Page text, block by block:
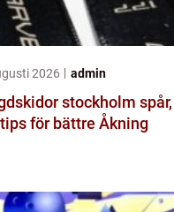
2026 admin
stockholm spår, utrustning
för bättre Åkning